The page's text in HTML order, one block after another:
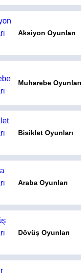
Aksiyon Oyunları
Muharebe Oyunları
Bisiklet Oyunları
Araba Oyunları
Dövüş Oyunları